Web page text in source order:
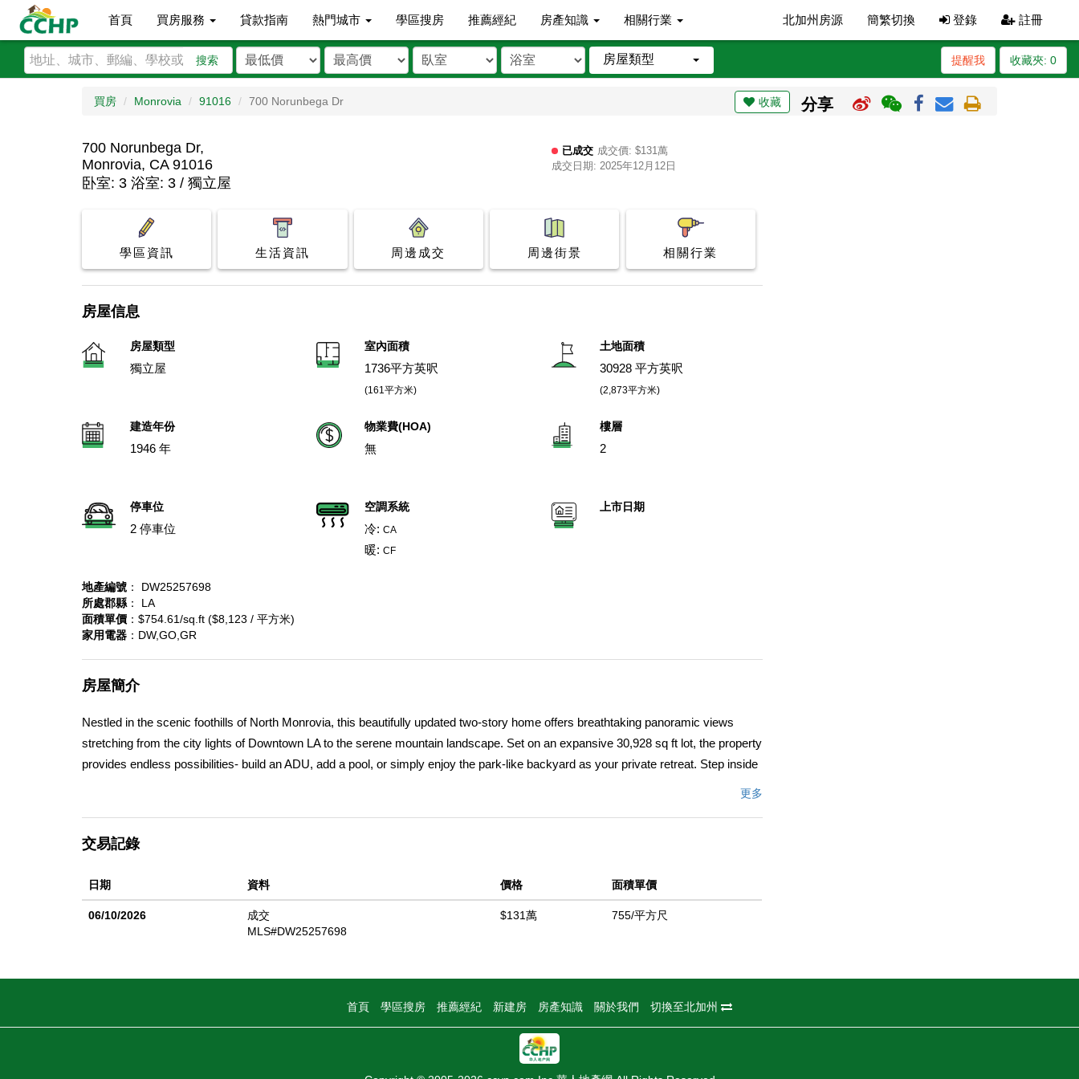
首頁 買房服務 貸款指南 熱門城市 學區搜房 推薦經紀 房產知識 相關行業 北加州房源 簡繁切換 登錄 註冊
搜索 房屋類型 收藏夾: 0
提醒我
買房 Monrovia 91016 700 Norunbega Dr 收藏 分享
700 Norunbega Dr,
Monrovia, CA 91016
已成交 成交價: $131萬
成交日期: 2025年12月12日
卧室: 3 浴室: 3 / 獨立屋
學區資訊 生活資訊 周邊成交 周邊街景 相關行業
房屋信息
房屋類型
獨立屋
室內面積
1736平方英呎
(161平方米)
土地面積
30928 平方英呎
(2,873平方米)
建造年份
1946 年
物業費(HOA)
無
樓層
2
停車位
2 停車位
空調系統
冷:CA
暖:CF
上市日期
地產編號 ： DW25257698
所處郡縣 ： LA
面積單價 ：$754.61/sq.ft ($8,123 / 平方米)
家用電器 ：DW,GO,GR
房屋簡介
Nestled in the scenic foothills of North Monrovia, this beautifully updated two-story home offers breathtaking panoramic views
stretching from the city lights of Downtown LA to the serene mountain landscape. Set on an expansive 30,928 sq ft lot, the property
provides endless possibilities- build an ADU, add a pool, or simply enjoy the park-like backyard as your private retreat. Step inside
to discover a bright and inviting interior with a modern, clean design. Recent upgrades include new central air and heating, updated
nature yet close to Monrovia's charming downtown, this tranquil haven offers neary hiking trails, peace, and privacy with easy city
中文描述
更多
交易記錄
日期 資料 價格 面積單價
06/10/2026
成交
MLS#DW25257698
$131萬 755/平方尺
首頁 學區搜房 推薦經紀 新建房 房產知識 關於我們 切換至北加州